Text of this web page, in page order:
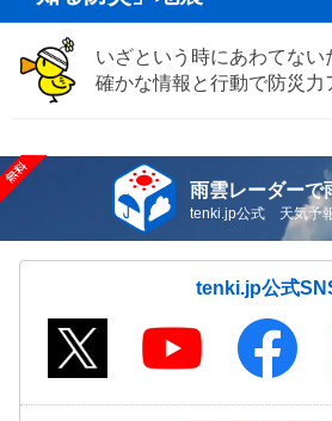
いざという時にあわてない
確かな情報と行動で防災力
雨雲レーダーで
tenki.jp公式 天気予
tenki.jp公式